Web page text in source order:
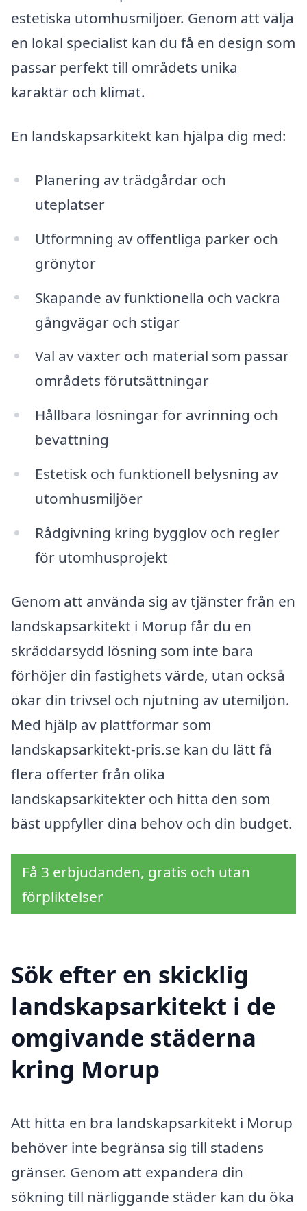
estetiska utomhusmiljöer. Genom att välja
en lokal specialist kan du få en design som
passar perfekt till områdets unika
karaktär och klimat.
En landskapsarkitekt kan hjälpa dig med:
Planering av trädgårdar och
uteplatser
Utformning av offentliga parker och
grönytor
Skapande av funktionella och vackra
gångvägar och stigar
Val av växter och material som passar
områdets förutsättningar
Hållbara lösningar för avrinning och
bevattning
Estetisk och funktionell belysning av
utomhusmiljöer
Rådgivning kring bygglov och regler
för utomhusprojekt
Genom att använda sig av tjänster från en
landskapsarkitekt i Morup får du en
skräddarsydd lösning som inte bara
förhöjer din fastighets värde, utan också
ökar din trivsel och njutning av utemiljön.
Med hjälp av plattformar som
landskapsarkitekt-pris.se kan du lätt få
flera offerter från olika
landskapsarkitekter och hitta den som
bäst uppfyller dina behov och din budget.
Få 3 erbjudanden, gratis och utan
förpliktelser
Sök efter en skicklig
landskapsarkitekt i de
omgivande städerna
kring Morup
Att hitta en bra landskapsarkitekt i Morup
behöver inte begränsa sig till stadens
gränser. Genom att expandera din
sökning till närliggande städer kan du öka